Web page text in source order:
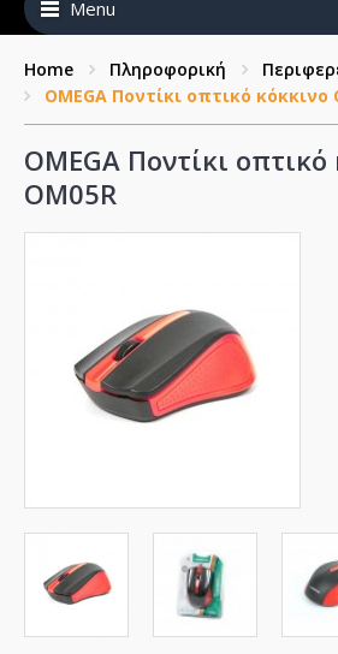
Menu
Home Πληροφορική
OMEGA Ποντίκι οπτικό κόκκινο
OMEGA Ποντίκι οπτικό
OM05R